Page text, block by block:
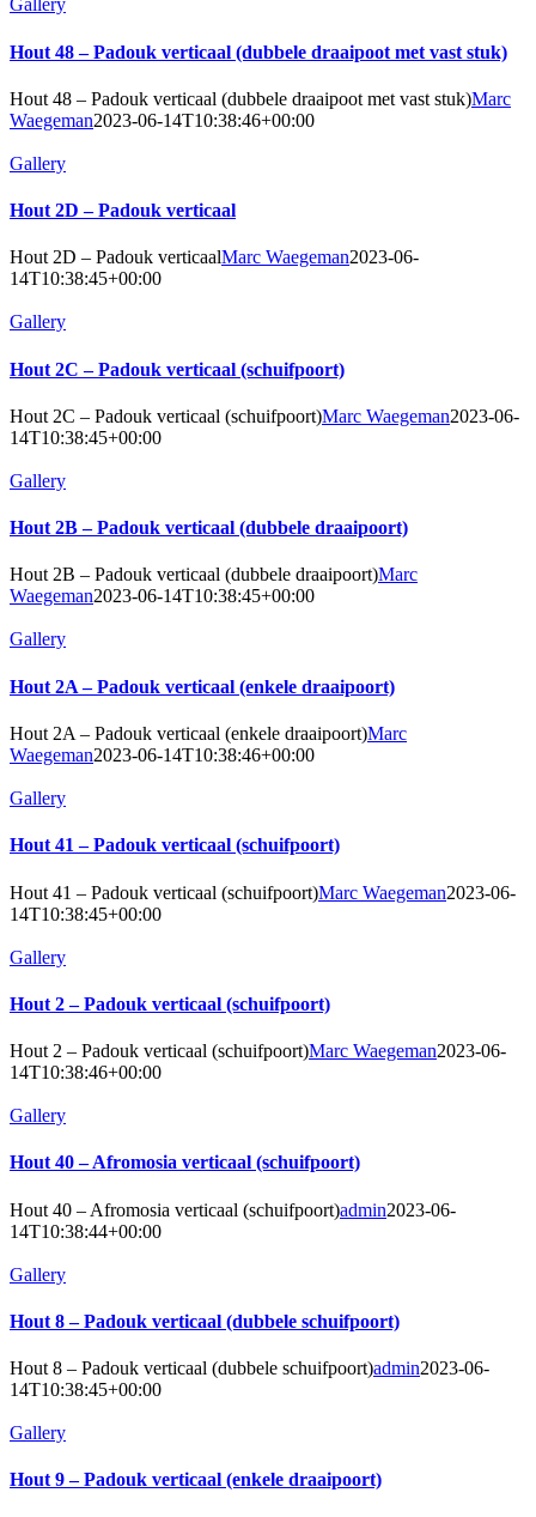
Gallery
Hout 48 – Padouk verticaal (dubbele draaipoot met vast stuk)
Hout 48 – Padouk verticaal (dubbele draaipoot met vast stuk)Marc
Waegeman2023-06-14T10:38:46+00:00
Gallery
Hout 2D – Padouk verticaal
Hout 2D – Padouk verticaalMarc Waegeman2023-06-
14T10:38:45+00:00
Gallery
Hout 2C – Padouk verticaal (schuifpoort)
Hout 2C – Padouk verticaal (schuifpoort)Marc Waegeman2023-06-
14T10:38:45+00:00
Gallery
Hout 2B – Padouk verticaal (dubbele draaipoort)
Hout 2B – Padouk verticaal (dubbele draaipoort)Marc
Waegeman2023-06-14T10:38:45+00:00
Gallery
Hout 2A – Padouk verticaal (enkele draaipoort)
Hout 2A – Padouk verticaal (enkele draaipoort)Marc
Waegeman2023-06-14T10:38:46+00:00
Gallery
Hout 41 – Padouk verticaal (schuifpoort)
Hout 41 – Padouk verticaal (schuifpoort)Marc Waegeman2023-06-
14T10:38:45+00:00
Gallery
Hout 2 – Padouk verticaal (schuifpoort)
Hout 2 – Padouk verticaal (schuifpoort)Marc Waegeman2023-06-
14T10:38:46+00:00
Gallery
Hout 40 – Afromosia verticaal (schuifpoort)
Hout 40 – Afromosia verticaal (schuifpoort)admin2023-06-
14T10:38:44+00:00
Gallery
Hout 8 – Padouk verticaal (dubbele schuifpoort)
Hout 8 – Padouk verticaal (dubbele schuifpoort)admin2023-06-
14T10:38:45+00:00
Gallery
Hout 9 – Padouk verticaal (enkele draaipoort)